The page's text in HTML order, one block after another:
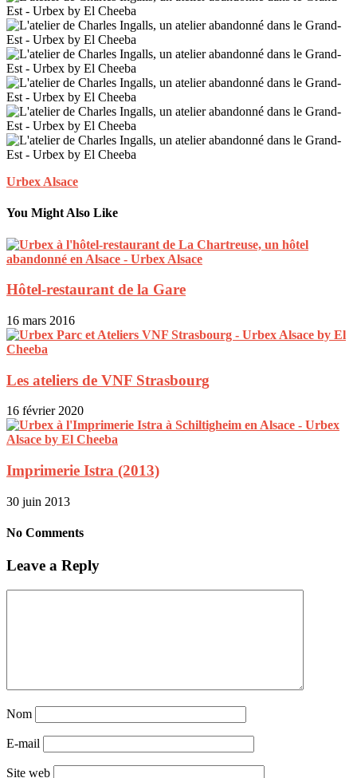
Urbex Alsace
You Might Also Like
Hôtel-restaurant de la Gare
16 mars 2016
Les ateliers de VNF Strasbourg
16 février 2020
Imprimerie Istra (2013)
30 juin 2013
No Comments
Leave a Reply
Nom
E-mail
Site web